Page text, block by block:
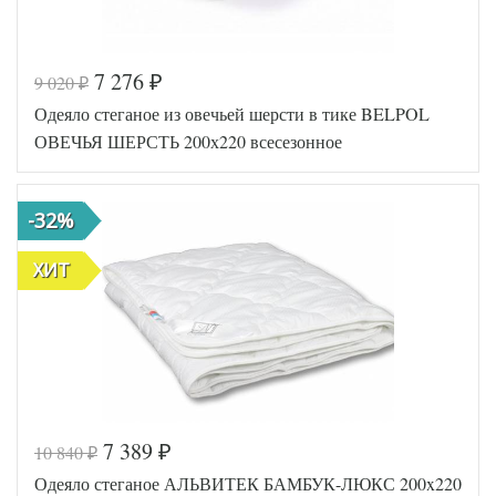
Код товара
Артикул
BP46071457
57095
Ширина х
Длина
200х220
(евро)
Сезонность
Наполнитель
Ткань
Тик
Производитель
Belpol
Код товара
547-284
BP46071457
9 020₽ 7 276 ₽
Одеяло стеганое из овечьей шерсти в тике BELPOL
ОВЕЧЬЯ ШЕРСТЬ 200х220 всесезонное
-32%
ХИТ
10 840₽ 7 389 ₽
Одеяло стеганое АЛЬВИТЕК БАМБУК-ЛЮКС 200x220